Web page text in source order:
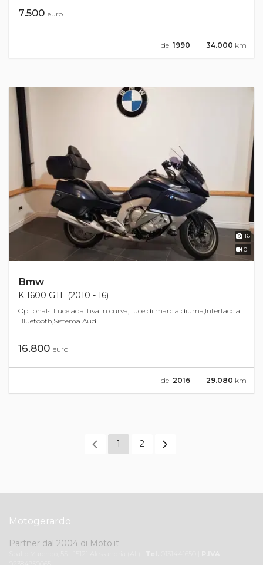
7.500 euro
34.000 km
del 1990
16
0
Bmw
K 1600 GTL (2010 - 16)
Optionals: Luce adattiva in curva,Luce di marcia diurna,Interfaccia
Bluetooth,Sistema Aud...
16.800 euro
29.080 km
del 2016
1 2
Motogerardo
Partner dal 2004 di Moto.it